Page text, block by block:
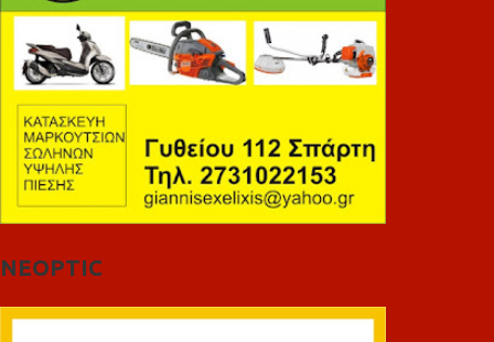
NEOPTIC